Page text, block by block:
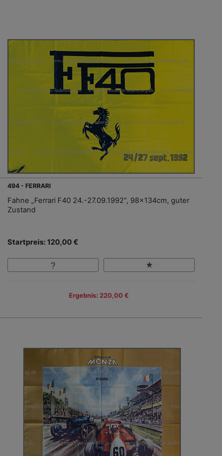
494 - FERRARI
Fahne „Ferrari F40 24.-27.09.1992“, 98x134cm, guter
Zustand
Startpreis: 120,00 €
Ergebnis: 220,00 €